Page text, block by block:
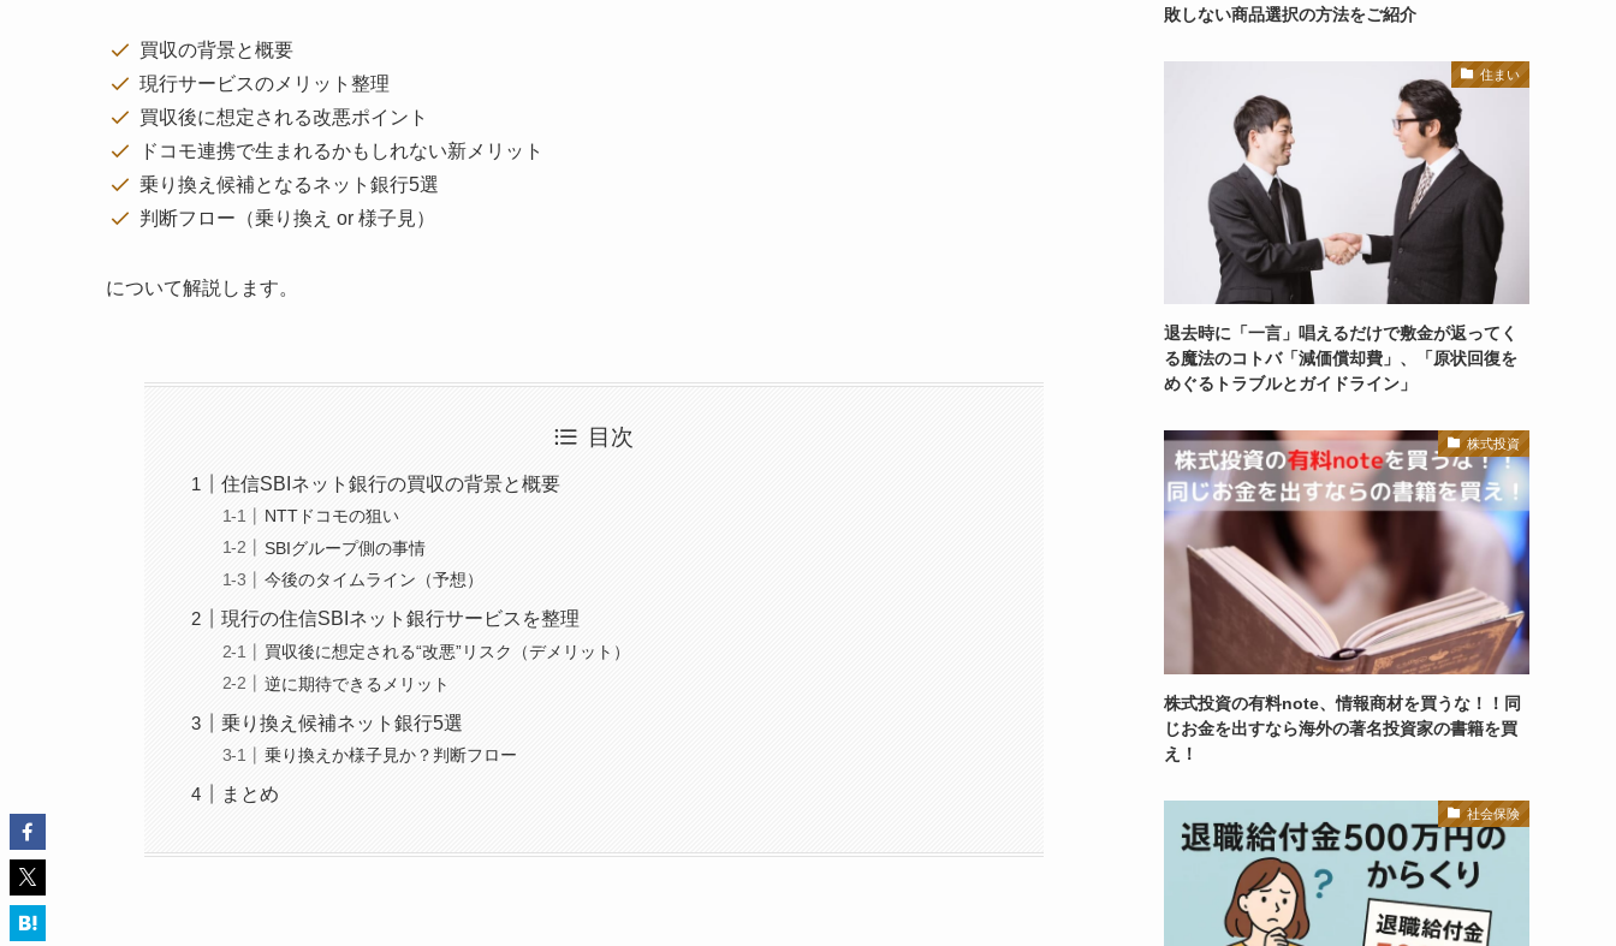
買収の背景と概要
現行サービスのメリット整理
買収後に想定される改悪ポイント
ドコモ連携で生まれるかもしれない新メリット
乗り換え候補となるネット銀行5選
判断フロー（乗り換え or 様子見）
について解説します。
目次
住信SBIネット銀行の買収の背景と概要
NTTドコモの狙い
SBIグループ側の事情
今後のタイムライン（予想）
現行の住信SBIネット銀行サービスを整理
買収後に想定される“改悪”リスク（デメリット）
逆に期待できるメリット
乗り換え候補ネット銀行5選
乗り換えか様子見か？判断フロー
まとめ
敗しない商品選択の方法をご紹介
住まい
退去時に「一言」唱えるだけで敷金が返ってく
る魔法のコトバ「減価償却費」、「原状回復を
めぐるトラブルとガイドライン」
株式投資
株式投資の有料note、情報商材を買うな！！同
じお金を出すなら海外の著名投資家の書籍を買
え！
社会保険